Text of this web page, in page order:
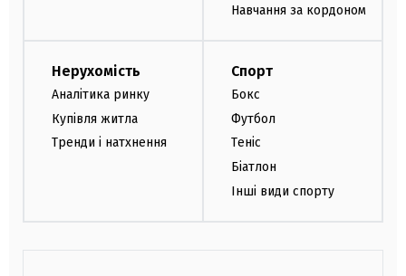
Навчання за кордоном
Нерухомість
Аналітика ринку
Купівля житла
Тренди і натхнення
Спорт
Бокс
Футбол
Теніс
Біатлон
Інші види спорту